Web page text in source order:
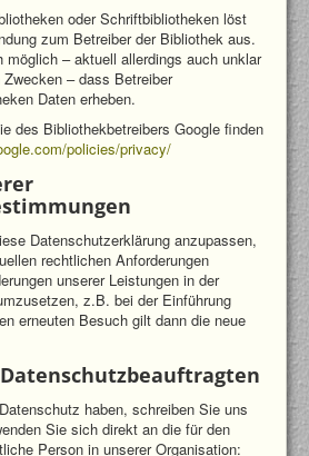
oder Schriftbibliotheken löst
zum Betreiber der Bibliothek aus.
möglich – aktuell allerdings auch unklar
– dass Betreiber
Daten erheben.
des Bibliothekbetreibers Google finden
policies/privacy/
Datenschutzerklärung anzupassen,
rechtlichen Anforderungen
unserer Leistungen in der
z.B. bei der Einführung
erneuten Besuch gilt dann die neue
haben, schreiben Sie uns
Sie sich direkt an die für den
Person in unserer Organisation: